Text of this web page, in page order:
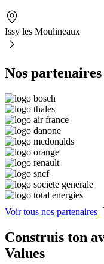
Issy les Moulineaux
Nos
Voir tous nos partenaires
Construis ton
Values